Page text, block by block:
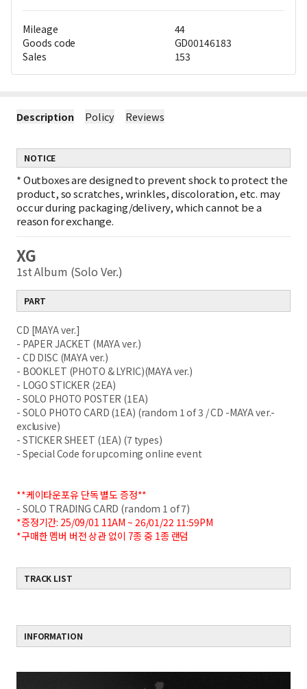
Mileage
44
Goods code
GD00146183
Sales
153
Description Policy Reviews
NOTICE
*Outboxes are designed to prevent shock to protect the
product, so scratches, wrinkles, discoloration, etc. may
occur during packaging/delivery, which cannot be a
reason for exchange.
XG
1st Album (Solo Ver.)
PART
CD [MAYA ver.]
- PAPER JACKET (MAYA ver.)
- CD DISC (MAYA ver.)
- BOOKLET (PHOTO & LYRIC)(MAYA ver.)
- LOGO STICKER (2EA)
- SOLO PHOTO POSTER (1EA)
- SOLO PHOTO CARD (1EA) (random 1 of 3 / CD -MAYA ver.-
exclusive)
- STICKER SHEET (1EA) (7 types)
- Special Code for upcoming online event
**케이타운포유 단독 별도 증정**
- SOLO TRADING CARD (random 1 of 7)
*증정기간: 25/09/01 11AM ~ 26/01/22 11:59PM
*구매한 멤버 버전 상관 없이 7종 중 1종 랜덤
TRACK LIST
INFORMATION